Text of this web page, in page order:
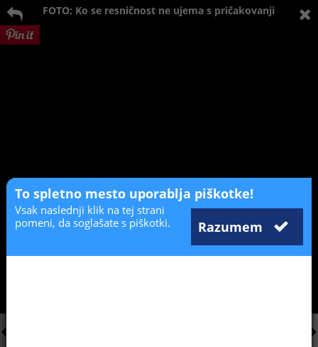
FOTO: Ko se resničnost ne ujema s pričakovanji
To spletno mesto uporablja piškotke!
Razumem
Vsak naslednji klik na tej strani
pomeni, da soglašate s piškotki.